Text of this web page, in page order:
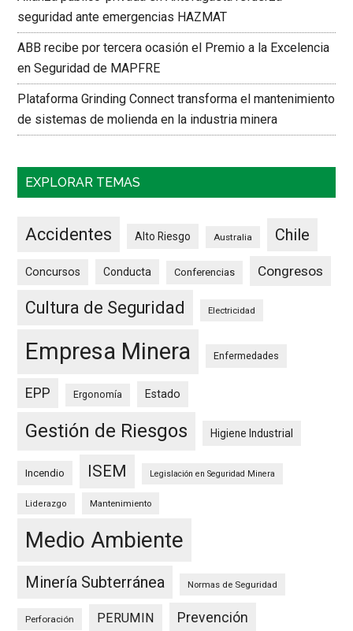
seguridad ante emergencias HAZMAT
ABB recibe por tercera ocasión el Premio a la Excelencia
en Seguridad de MAPFRE
Plataforma Grinding Connect transforma el mantenimiento
de sistemas de molienda en la industria minera
EXPLORAR TEMAS
Accidentes Alto Riesgo Australia Chile
Concursos Conducta Conferencias Congresos
Cultura de Seguridad Electricidad
Empresa Minera Enfermedades
EPP Ergonomía Estado
Gestión de Riesgos Higiene Industrial
Incendio ISEM Legislación en Seguridad Minera
Liderazgo Mantenimiento
Medio Ambiente
Minería Subterránea Normas de Seguridad
Perforación PERUMIN Prevención